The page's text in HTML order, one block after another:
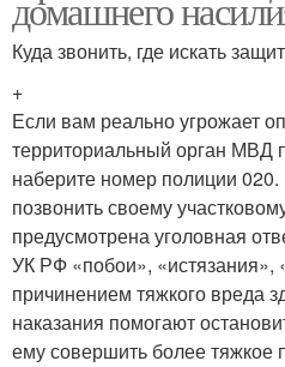
домашнего
Куда звонить, где искать
+
Если вам реально угрожает
территориальный орган МВД
наберите номер полиции
позвонить своему
предусмотрена уголовная
УК РФ «побои», «истязания»,
причинением тяжкого вреда
наказания помогают
ему совершить более тяжкое